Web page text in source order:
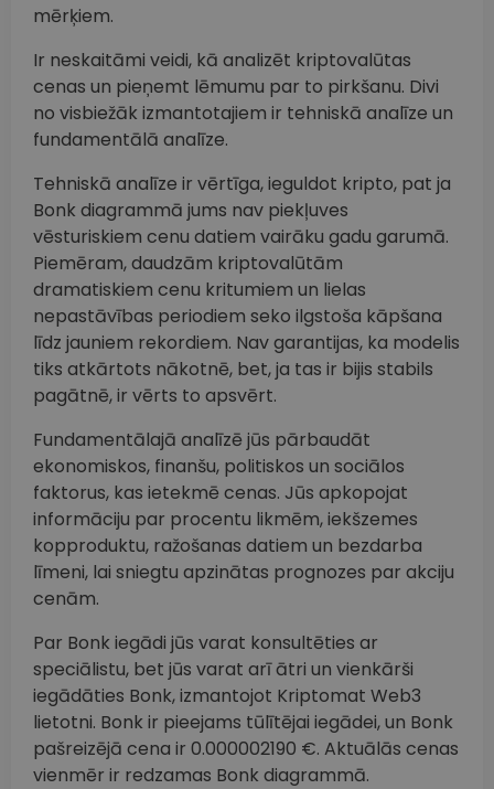
mērķiem.
Ir neskaitāmi veidi, kā analizēt kriptovalūtas
cenas un pieņemt lēmumu par to pirkšanu. Divi
no visbiežāk izmantotajiem ir tehniskā analīze un
fundamentālā analīze.
Tehniskā analīze ir vērtīga, ieguldot kripto, pat ja
Bonk diagrammā jums nav piekļuves
vēsturiskiem cenu datiem vairāku gadu garumā.
Piemēram, daudzām kriptovalūtām
dramatiskiem cenu kritumiem un lielas
nepastāvības periodiem seko ilgstoša kāpšana
līdz jauniem rekordiem. Nav garantijas, ka modelis
tiks atkārtots nākotnē, bet, ja tas ir bijis stabils
pagātnē, ir vērts to apsvērt.
Fundamentālajā analīzē jūs pārbaudāt
ekonomiskos, finanšu, politiskos un sociālos
faktorus, kas ietekmē cenas. Jūs apkopojat
informāciju par procentu likmēm, iekšzemes
kopproduktu, ražošanas datiem un bezdarba
līmeni, lai sniegtu apzinātas prognozes par akciju
cenām.
Par Bonk iegādi jūs varat konsultēties ar
speciālistu, bet jūs varat arī ātri un vienkārši
iegādāties Bonk, izmantojot Kriptomat Web3
lietotni. Bonk ir pieejams tūlītējai iegādei, un Bonk
pašreizējā cena ir 0.000002190 €. Aktuālās cenas
vienmēr ir redzamas Bonk diagrammā.